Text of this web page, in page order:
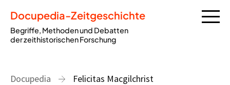
Docupedia-Zeitgeschichte
Begriffe, Methoden und Debatten
der zeithistorischen Forschung
Docupedia Felicitas Macgilchrist